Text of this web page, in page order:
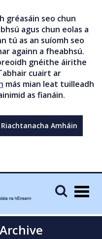
gréasáin seo chun
agus chun eolas a
tú as an suíomh seo
againn a fheabhsú.
gnéithe áirithe
cuairt ar
más mian leat tuilleadh
as fianáin.
Amháin